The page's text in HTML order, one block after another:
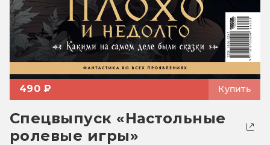
490 ₽ Купить
Спецвыпуск «Настольные
ролевые игры»